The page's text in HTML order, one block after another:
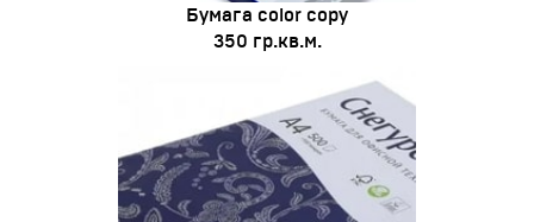
Бумага color copy
350 гр.кв.м.